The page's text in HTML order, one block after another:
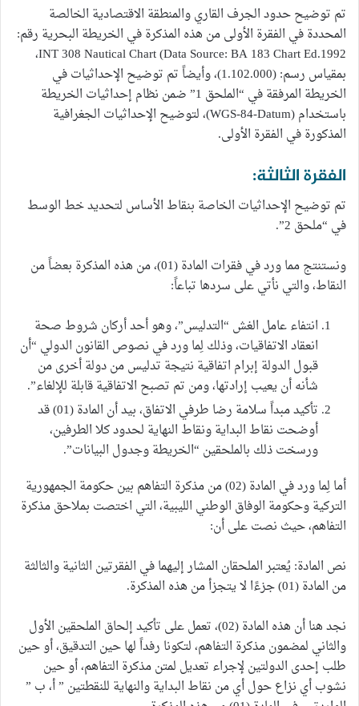
تم توضيح حدود الجرف القاري والمنطقة الاقتصادية الخالصة
المحددة في الفقرة الأولى من هذه المذكرة في الخريطة البحرية رقم:
INT 308 Nautical Chart (Data Source: BA 183 Chart Ed.1992،
بمقياس رسم: (1.102.000)، وأيضاً تم توضيح الإحداثيات في
الخريطة المرفقة في “الملحق 1” ضمن نظام إحداثيات الخريطة
باستخدام (WGS-84-Datum)، لتوضيح الإحداثيات الجغرافية
المذكورة في الفقرة الأولى.
الفقرة الثالثة:
تم توضيح الإحداثيات الخاصة بنقاط الأساس لتحديد خط الوسط
في “ملحق 2”.
ونستنتج مما ورد في فقرات المادة (01)، من هذه المذكرة بعضاً من
النقاط، والتي نأتي على سردها تباعاً:
انتفاء عامل الغش “التدليس”، وهو أحد أركان شروط صحة
انعقاد الاتفاقيات، وذلك لِما ورد في نصوص القانون الدولي “أن
قبول الدولة إبرام اتفاقية نتيجة تدليس من دولة أخرى من
شأنه أن يعيب إرادتها، ومن تم تصبح الاتفاقية قابلة للإلغاء”.
تأكيد مبداً سلامة رضا طرفي الاتفاق، بيد أن المادة (01) قد
أوضحت نقاط البداية ونقاط النهاية لحدود كلا الطرفين،
ورسخت ذلك بالملحقين “الخريطة وجدول البيانات”.
أما لِما ورد في المادة (02) من مذكرة التفاهم بين حكومة الجمهورية
التركية وحكومة الوفاق الوطني الليبية، التي اختصت بملاحق مذكرة
التفاهم، حيث نصت على أن:
نص المادة: يُعتبر الملحقان المشار إليهما في الفقرتين الثانية والثالثة
من المادة (01) جزءًا لا يتجزأ من هذه المذكرة.
نجد هنا أن هذه المادة (02)، تعمل على تأكيد إلحاق الملحقين الأول
والثاني لمضمون مذكرة التفاهم، لتكونا رفداً لها حين التدقيق، أو حين
طلب إحدى الدولتين لإجراء تعديل لمتن مذكرة التفاهم، أو حين
نشوب أي نزاع حول أي من نقاط البداية والنهاية للنقطتين ” أ، ب ”